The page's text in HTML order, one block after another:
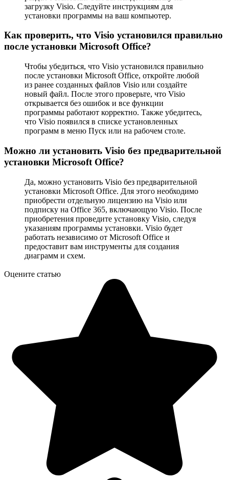
загрузку Visio. Следуйте инструкциям для
установки программы на ваш компьютер.
Как проверить, что Visio установился правильно
после установки Microsoft Office?
Чтобы убедиться, что Visio установился правильно
после установки Microsoft Office, откройте любой
из ранее созданных файлов Visio или создайте
новый файл. После этого проверьте, что Visio
открывается без ошибок и все функции
программы работают корректно. Также убедитесь,
что Visio появился в списке установленных
программ в меню Пуск или на рабочем столе.
Можно ли установить Visio без предварительной
установки Microsoft Office?
Да, можно установить Visio без предварительной
установки Microsoft Office. Для этого необходимо
приобрести отдельную лицензию на Visio или
подписку на Office 365, включающую Visio. После
приобретения проведите установку Visio, следуя
указаниям программы установки. Visio будет
работать независимо от Microsoft Office и
предоставит вам инструменты для создания
диаграмм и схем.
Оцените статью